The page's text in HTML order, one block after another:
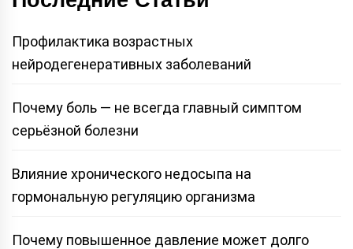
Профилактика возрастных
нейродегенеративных заболеваний
Почему боль — не всегда главный симптом
серьёзной болезни
Влияние хронического недосыпа на
гормональную регуляцию организма
Почему повышенное давление может долго